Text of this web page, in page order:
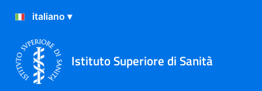
Istituto Superiore di Sanità